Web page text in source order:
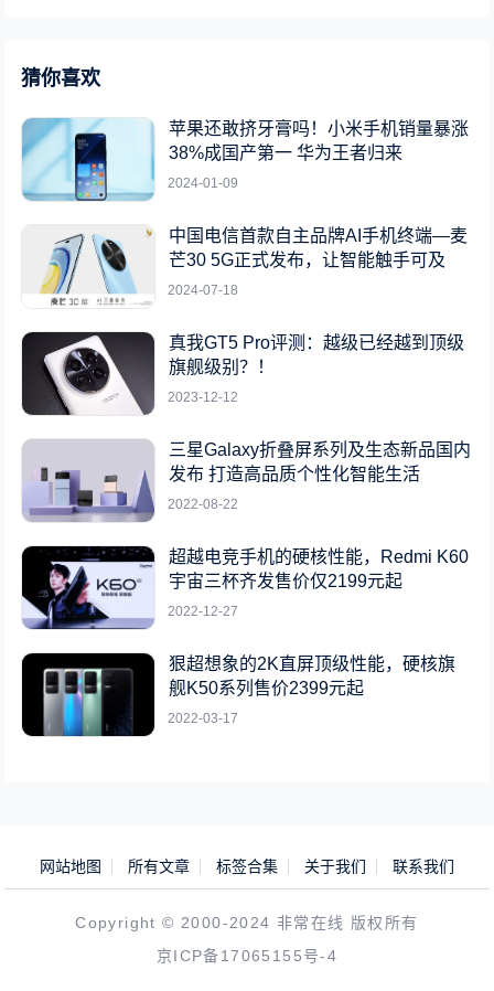
猜你喜欢
苹果还敢挤牙膏吗！小米手机销量暴涨
38%成国产第一 华为王者归来
2024-01-09
中国电信首款自主品牌AI手机终端—麦
芒30 5G正式发布，让智能触手可及
2024-07-18
真我GT5 Pro评测：越级已经越到顶级
旗舰级别？！
2023-12-12
三星Galaxy折叠屏系列及生态新品国内
发布 打造高品质个性化智能生活
2022-08-22
超越电竞手机的硬核性能，Redmi K60
宇宙三杯齐发售价仅2199元起
2022-12-27
狠超想象的2K直屏顶级性能，硬核旗
舰K50系列售价2399元起
2022-03-17
网站地图 所有文章 标签合集 关于我们 联系我们
Copyright © 2000-2024 非常在线 版权所有
京ICP备17065155号-4